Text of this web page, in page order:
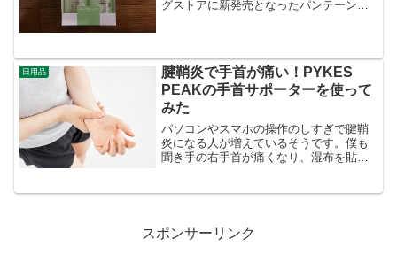
グストアに新発売となったパンテーンミ
シャンプーを使っているよ...
日用品
腱鞘炎で手首が痛い！PYKES
PEAKの手首サポーターを使って
みた
パソコンやスマホの操作のしすぎで腱鞘
炎になる人が増えているそうです。僕も
聞き手の右手首が痛くなり、湿布を貼っ
スポンサーリンク